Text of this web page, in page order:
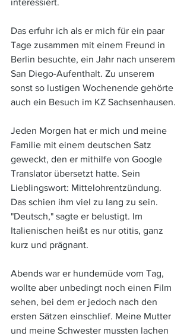
interessiert.
Das erfuhr ich als er mich für ein paar
Tage zusammen mit einem Freund in
Berlin besuchte, ein Jahr nach unserem
San Diego-Aufenthalt. Zu unserem
sonst so lustigen Wochenende gehörte
auch ein Besuch im KZ Sachsenhausen.
Jeden Morgen hat er mich und meine
Familie mit einem deutschen Satz
geweckt, den er mithilfe von Google
Translator übersetzt hatte. Sein
Lieblingswort: Mittelohrentzündung.
Das schien ihm viel zu lang zu sein.
"Deutsch," sagte er belustigt. Im
Italienischen heißt es nur otitis, ganz
kurz und prägnant.
Abends war er hundemüde vom Tag,
wollte aber unbedingt noch einen Film
sehen, bei dem er jedoch nach den
ersten Sätzen einschlief. Meine Mutter
und meine Schwester mussten lachen